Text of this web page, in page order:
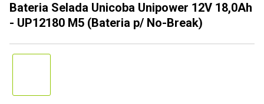
Bateria Selada Unicoba Unipower 12V 18,0Ah
- UP12180 M5 (Bateria p/ No-Break)
1º
gabinete